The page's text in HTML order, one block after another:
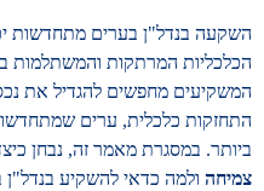
השקעה בנדל"ן בערים מתחדשות
הכלכליות המרתקות והמשתלמות
המשקיעים מחפשים להגדיל את
התחזקות כלכלית, ערים
ביותר. במסגרת מאמר זה, נבחן
צמיחה ולמה כדאי להשקיע